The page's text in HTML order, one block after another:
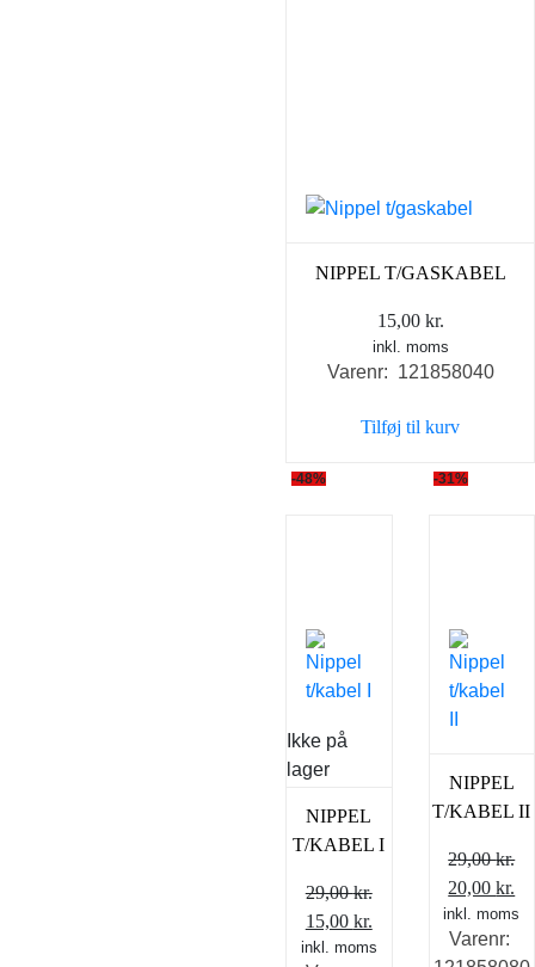
NIPPEL T/GASKABEL
15,00 kr.
inkl. moms
Varenr: 121858040
Tilføj til kurv
-48%
Ikke på
lager
NIPPEL
T/KABEL I
29,00kr.
Den
oprindelige
15,00 kr.Den
aktuelle
inkl. moms
-31%
NIPPEL
T/KABEL II
29,00kr.
Den
pris
20,00kr.
inkl. moms
Varenr: